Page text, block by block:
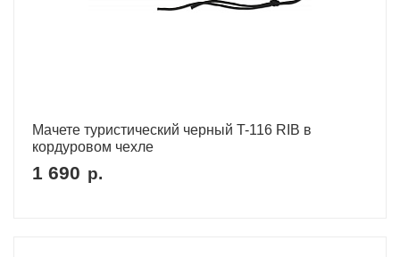
Мачете туристический черный T-116 RIB в
кордуровом чехле
1 690 р.